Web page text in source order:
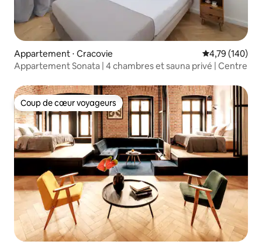
Appartement ⋅ Cracovie Évaluation
4,79 (140)
Appartement Sonata | 4 chambres et sauna privé | Centre
Coup de cœur voyageurs
Coup de cœur voyageurs